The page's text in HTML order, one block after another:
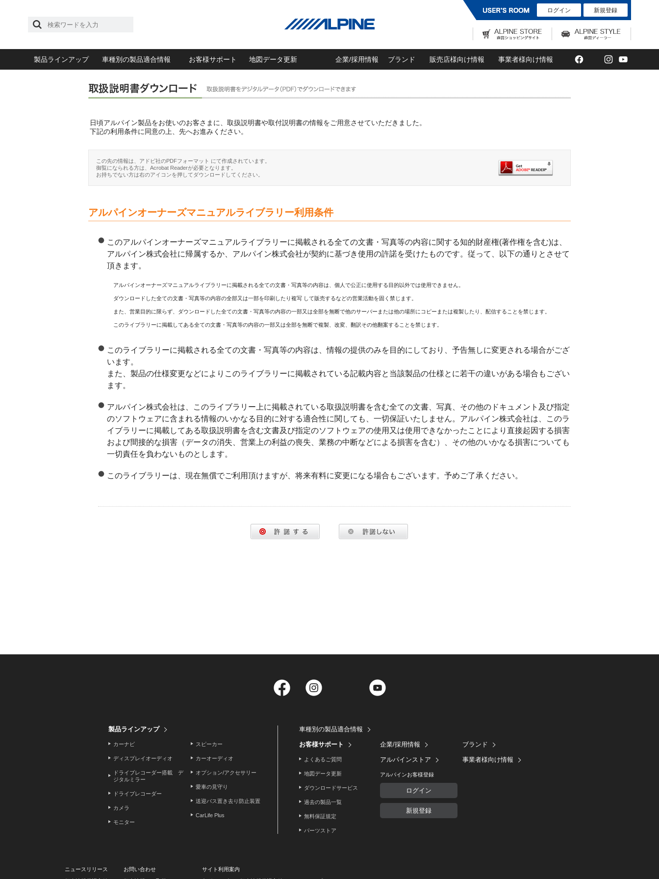
ログイン 新規登録
製品ラインアップ 車種別の製品適合情報 お客様サポート 地図データ更新 企業/採用情報 ブランド 販売店様向け情報 事業者様向け情報 Facebook
TwitterInstagram
日頃アルパイン製品をお使いのお客さまに、取扱説明書や取付説明書の情報をご用意させていただきました。
下記の利用条件に同意の上、先へお進みください。
この先の情報は、アドビ社のPDFフォーマット にて作成されています。
御覧になられる方は、Acrobat Readerが必要となります。
お持ちでない方は右のアイコンを押してダウンロードしてください。
アルパインオーナーズマニュアルライブラリー利用条件
このアルパインオーナーズマニュアルライブラリーに掲載される全ての文書・写真等の内容に関する知的財産権(著作権を含む)は、
アルパイン株式会社に帰属するか、アルパイン株式会社が契約に基づき使用の許諾を受けたものです。従って、以下の通りとさせて
頂きます。
アルパインオーナーズマニュアルライブラリーに掲載される全ての文書・写真等の内容は、個人で公正に使用する目的以外では使用できません。
ダウンロードした全ての文書・写真等の内容の全部又は一部を印刷したり複写 して販売するなどの営業活動を固く禁じます。
また、営業目的に限らず、ダウンロードした全ての文書・写真等の内容の一部又は全部を無断で他のサーバーまたは他の場所にコピーまたは複製したり、配信することを禁じます。
このライブラリーに掲載してある全ての文書・写真等の内容の一部又は全部を無断で複製、改変、翻訳その他翻案することを禁じます。
このライブラリーに掲載される全ての文書・写真等の内容は、情報の提供のみを目的にしており、予告無しに変更される場合がござ
います。
また、製品の仕様変更などによりこのライブラリーに掲載されている記載内容と当該製品の仕様とに若干の違いがある場合もござい
ます。
アルパイン株式会社は、このライブラリー上に掲載されている取扱説明書を含む全ての文書、写真、その他のドキュメント及び指定
のソフトウェアに含まれる情報のいかなる目的に対する適合性に関しても、一切保証いたしません。アルパイン株式会社は、このラ
イブラリーに掲載してある取扱説明書を含む文書及び指定のソフトウェアの使用又は使用できなかったことにより直接起因する損害
および間接的な損害（データの消失、営業上の利益の喪失、業務の中断などによる損害を含む）、その他のいかなる損害についても
一切責任を負わないものとします。
このライブラリーは、現在無償でご利用頂けますが、将来有料に変更になる場合もございます。予めご了承ください。
Facebook Twitter
製品ラインアップ
カーナビ
ディスプレイオーディオ
ドライブレコーダー搭載 デ
ジタルミラー
ドライブレコーダー
カメラ
モニター
スピーカー
カーオーディオ
オプション/アクセサリー
愛車の見守り
送迎バス置き去り防止装置
CarLife Plus
車種別の製品適合情報
お客様サポート
よくあるご質問
地図データ更新
ダウンロードサービス
過去の製品一覧
無料保証規定
パーツストア
企業/採用情報
アルパインストア
アルパインお客様登録
ログイン
新規登録
ブランド
事業者様向け情報
ニュースリリース お問い合わせ
サイト利用案内